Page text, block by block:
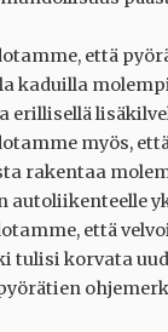
että
kaduilla
erillisellä
myös,
rakentaa
autoliikenteelle
että
tulisi korvata